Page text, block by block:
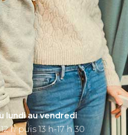
lundi au vendredi
h puis 13 h-17 h 30